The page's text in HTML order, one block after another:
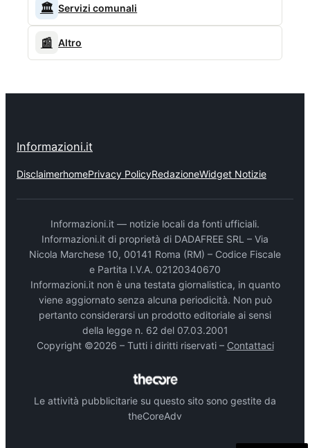
🏛️ Servizi comunali
📰 Altro
Informazioni.it
DisclaimerhomePrivacy PolicyRedazioneWidget Notizie
Informazioni.it — notizie locali da fonti ufficiali.
Informazioni.it di proprietà di DADAFREE SRL – Via
Nicola Marchese 10, 00141 Roma (RM) – Codice Fiscale
e Partita I.V.A. 02120340670
Informazioni.it non è una testata giornalistica, in quanto
viene aggiornato senza alcuna periodicità. Non può
pertanto considerarsi un prodotto editoriale ai sensi
della legge n. 62 del 07.03.2001
Copyright ©2026 – Tutti i diritti riservati – Contattaci
Le attività pubblicitarie su questo sito sono gestite da
theCoreAdv